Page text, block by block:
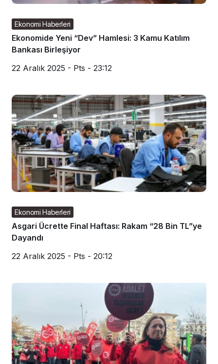
Ekonomi Haberleri
Ekonomide Yeni “Dev” Hamlesi: 3 Kamu Katılım
Bankası Birleşiyor
22 Aralık 2025 - Pts - 23:12
Ekonomi Haberleri
Asgari Ücrette Final Haftası: Rakam “28 Bin TL”ye
Dayandı
22 Aralık 2025 - Pts - 20:12